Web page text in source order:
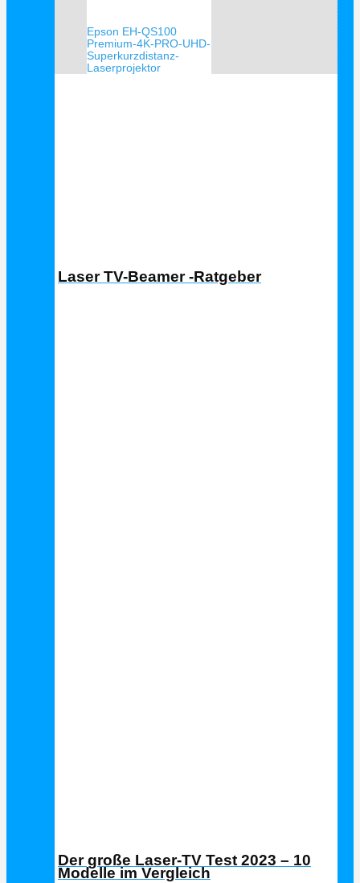
Epson EH-QS100
Premium-4K-PRO-UHD-
Superkurzdistanz-
Laserprojektor
Laser TV-Beamer -Ratgeber
Der große Laser-TV Test 2023 – 10
Modelle im Vergleich